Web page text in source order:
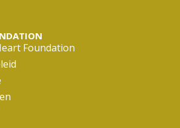
Foundation